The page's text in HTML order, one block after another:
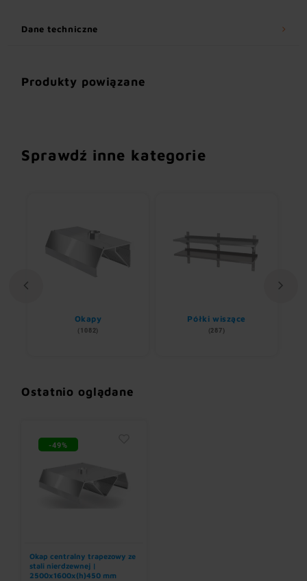
Dane techniczne
Produkty powiązane
Sprawdź inne kategorie
Okapy
(1082)
Półki wiszące
(287)
Ostatnio oglądane
-49%
Okap centralny trapezowy ze
stali nierdzewnej |
2500x1600x(h)450 mm